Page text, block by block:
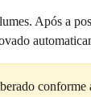
Após a
conforme